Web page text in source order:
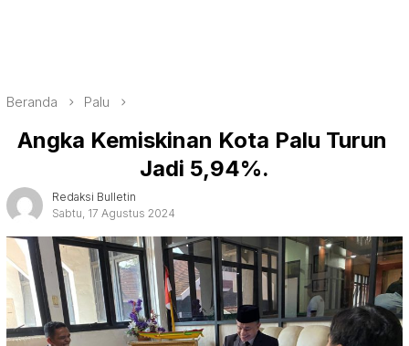
Beranda Palu
Angka Kemiskinan Kota Palu Turun
Jadi 5,94%.
Redaksi Bulletin
Sabtu, 17 Agustus 2024